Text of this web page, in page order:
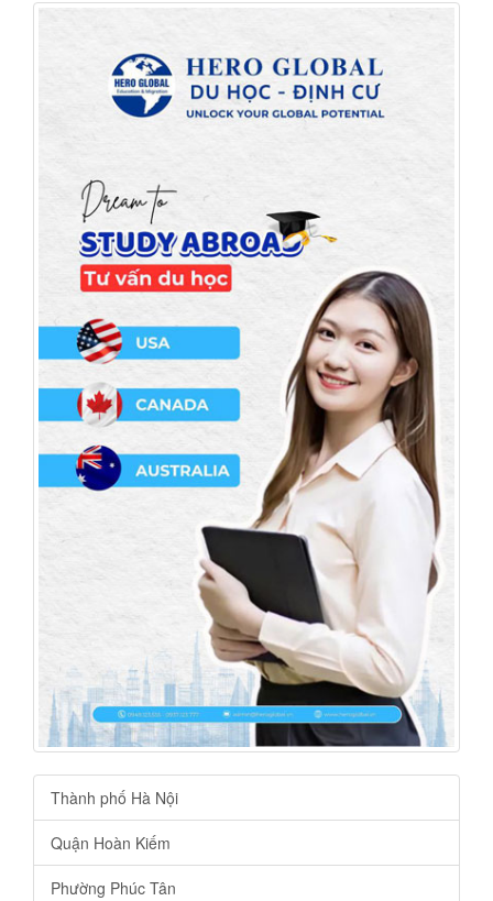
Thành phố Hà Nội
Quận Hoàn Kiếm
Phường Phúc Tân